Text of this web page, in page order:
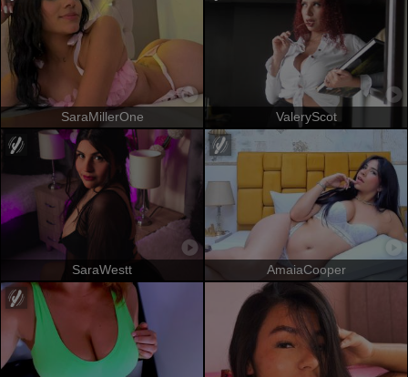
SaraMillerOne ValeryScot
SaraWestt AmaiaCooper